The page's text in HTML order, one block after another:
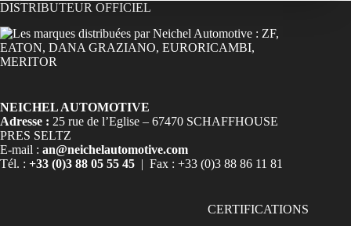
DISTRIBUTEUR OFFICIEL
NEICHEL AUTOMOTIVE
Adresse : 25 rue de l’Eglise – 67470 SCHAFFHOUSE
PRES SELTZ
E-mail : an@neichelautomotive.com
Tél. : +33 (0)3 88 05 55 45 | Fax : +33 (0)3 88 86 11 81
CERTIFICATIONS